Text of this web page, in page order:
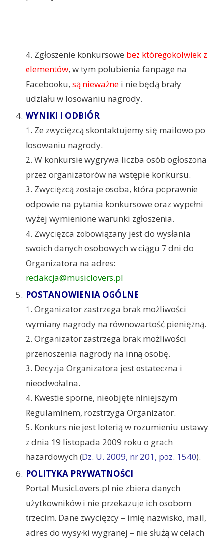
4. Zgłoszenie konkursowe bez któregokolwiek z
elementów, w tym polubienia fanpage na
Facebooku, są nieważne i nie będą brały
udziału w losowaniu nagrody.
WYNIKI I ODBIÓR
1. Ze zwycięzcą skontaktujemy się mailowo po
losowaniu nagrody.
2. W konkursie wygrywa liczba osób ogłoszona
przez organizatorów na wstępie konkursu.
3. Zwycięzcą zostaje osoba, która poprawnie
odpowie na pytania konkursowe oraz wypełni
wyżej wymienione warunki zgłoszenia.
4. Zwycięzca zobowiązany jest do wysłania
swoich danych osobowych w ciągu 7 dni do
Organizatora na adres:
redakcja@musiclovers.pl
POSTANOWIENIA OGÓLNE
1. Organizator zastrzega brak możliwości
wymiany nagrody na równowartość pieniężną.
2. Organizator zastrzega brak możliwości
przenoszenia nagrody na inną osobę.
3. Decyzja Organizatora jest ostateczna i
nieodwołalna.
4. Kwestie sporne, nieobjęte niniejszym
Regulaminem, rozstrzyga Organizator.
5. Konkurs nie jest loterią w rozumieniu ustawy
z dnia 19 listopada 2009 roku o grach
hazardowych (Dz. U. 2009, nr 201, poz. 1540).
POLITYKA PRYWATNOŚCI
Portal MusicLovers.pl nie zbiera danych
użytkowników i nie przekazuje ich osobom
trzecim. Dane zwycięzcy – imię nazwisko, mail,
adres do wysyłki wygranej – nie służą w celach